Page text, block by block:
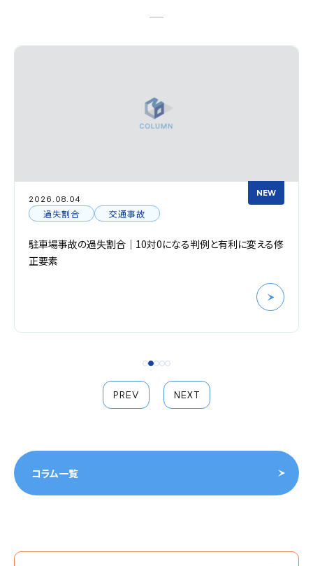
2026.08.04
NEW
過失割合
交通事故
駐車場事故の過失割合｜10対0になる判例と有利に変える修
正要素
PREV NEXT
コラム一覧